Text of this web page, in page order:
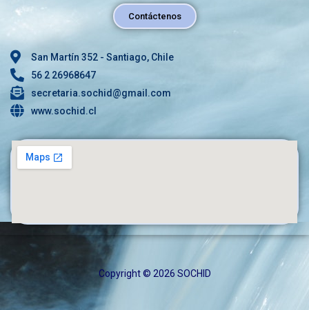
Contáctenos
San Martín 352 - Santiago, Chile
56 2 26968647
secretaria.sochid@gmail.com
www.sochid.cl
Copyright © 2026 SOCHID